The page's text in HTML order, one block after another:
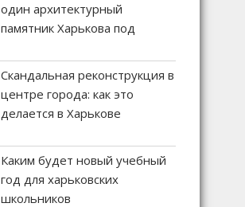
один архитектурный
памятник Харькова под
Скандальная реконструкция в
центре города: как это
делается в Харькове
Каким будет новый учебный
год для харьковских
школьников